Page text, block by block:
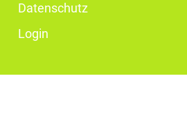
Datenschutz
Login